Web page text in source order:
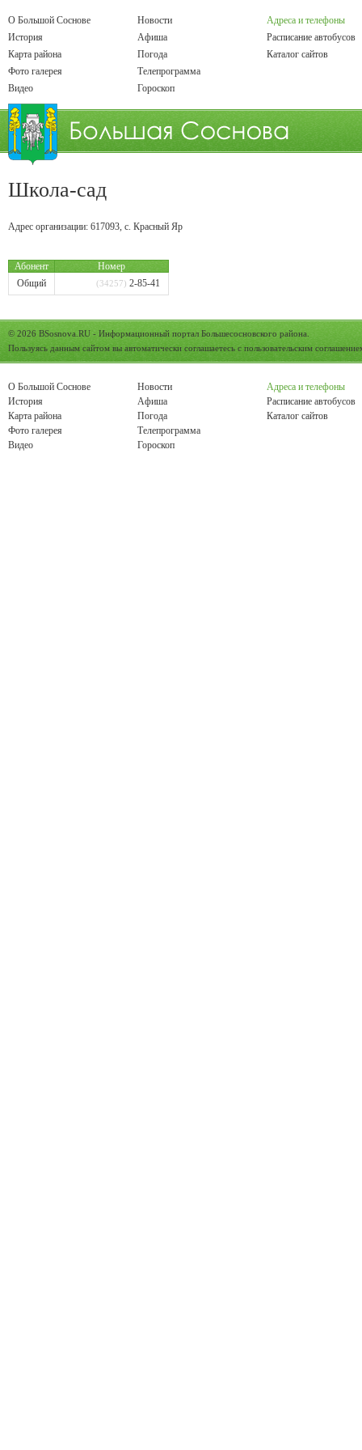
О Большой Соснове
История
Карта района
Фото галерея
Видео
Новости
Афиша
Погода
Телепрограмма
Гороскоп
Адреса и телефоны
Расписание автобусов
Каталог сайтов
Школа-сад
Адрес организации: 617093, с. Красный Яр
Абонент
Номер
Общий
(34257) 2-85-41
© 2026 BSosnova.RU - Информационный портал Большесосновского района.
Пользуясь данным сайтом вы автоматически соглашаетесь с пользовательским
О Большой Соснове
История
Карта района
Фото галерея
Видео
Новости
Афиша
Погода
Телепрограмма
Гороскоп
Адреса и телефоны
Расписание автобусов
Каталог сайтов